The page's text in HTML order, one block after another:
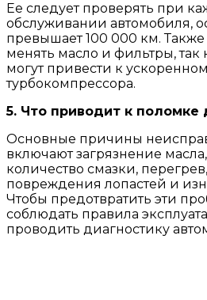
Ее следует проверять при
обслуживании автомобиля,
превышает 100 000 км.
менять масло и фильтры, так
могут привести к
турбокомпрессора.
5. Что приводит к поломке
Основные причины
включают загрязнение
количество смазки,
повреждения лопастей и
Чтобы предотвратить эти
соблюдать правила
проводить диагностику